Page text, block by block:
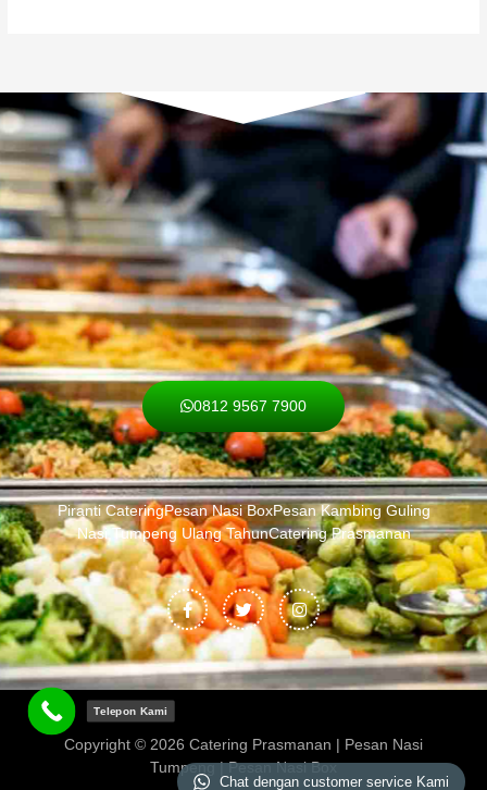
0812 9567 7900
Piranti CateringPesan Nasi BoxPesan Kambing Guling
Nasi Tumpeng Ulang TahunCatering Prasmanan
F
a
c
e
b
o
o
k
T
w
i
t
e
r
I
n
s
t
a
g
r
a
Copyright © 2026 Catering Prasmanan | Pesan Nasi
Tumpeng | Pesan Nasi Box
Chat dengan customer service Kami
Telepon Kami